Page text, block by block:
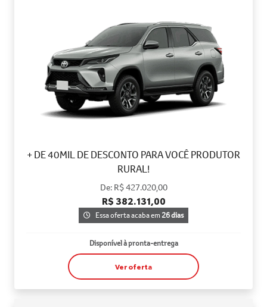
+ DE 40MIL DE DESCONTO PARA VOCÊ PRODUTOR
RURAL!
De: R$ 427.020,00
R$ 382.131,00
Essa oferta acaba em26 dias
Disponível à pronta-entrega
Ver oferta